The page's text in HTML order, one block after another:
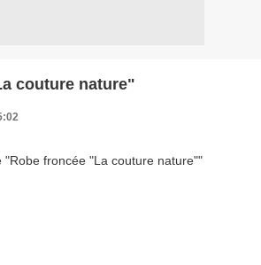
couture nature"